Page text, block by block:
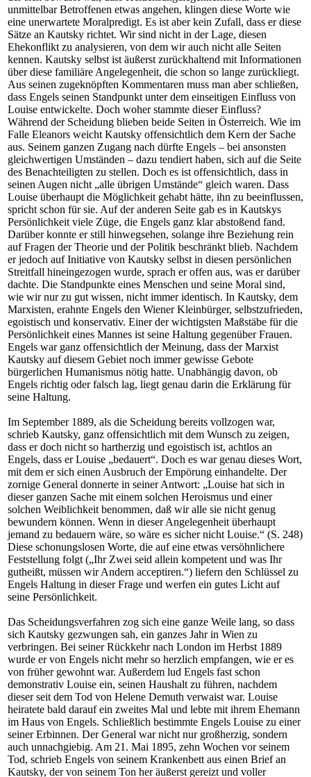
unmittelbar Betroffenen etwas angehen, klingen diese Worte wie
eine unerwartete Moralpredigt. Es ist aber kein Zufall, dass er diese
Sätze an Kautsky richtet. Wir sind nicht in der Lage, diesen
Ehekonflikt zu analysieren, von dem wir auch nicht alle Seiten
kennen. Kautsky selbst ist äußerst zurückhaltend mit Informationen
über diese familiäre Angelegenheit, die schon so lange zurückliegt.
Aus seinen zugeknöpften Kommentaren muss man aber schließen,
dass Engels seinen Standpunkt unter dem einseitigen Einfluss von
Louise entwickelte. Doch woher stammte dieser Einfluss?
Während der Scheidung blieben beide Seiten in Österreich. Wie im
Falle Eleanors weicht Kautsky offensichtlich dem Kern der Sache
aus. Seinem ganzen Zugang nach dürfte Engels – bei ansonsten
gleichwertigen Umständen – dazu tendiert haben, sich auf die Seite
des Benachteiligten zu stellen. Doch es ist offensichtlich, dass in
seinen Augen nicht „alle übrigen Umstände“ gleich waren. Dass
Louise überhaupt die Möglichkeit gehabt hätte, ihn zu beeinflussen,
spricht schon für sie. Auf der anderen Seite gab es in Kautskys
Persönlichkeit viele Züge, die Engels ganz klar abstoßend fand.
Darüber konnte er still hinwegsehen, solange ihre Beziehung rein
auf Fragen der Theorie und der Politik beschränkt blieb. Nachdem
er jedoch auf Initiative von Kautsky selbst in diesen persönlichen
Streitfall hineingezogen wurde, sprach er offen aus, was er darüber
dachte. Die Standpunkte eines Menschen und seine Moral sind,
wie wir nur zu gut wissen, nicht immer identisch. In Kautsky, dem
Marxisten, erahnte Engels den Wiener Kleinbürger, selbstzufrieden,
egoistisch und konservativ. Einer der wichtigsten Maßstäbe für die
Persönlichkeit eines Mannes ist seine Haltung gegenüber Frauen.
Engels war ganz offensichtlich der Meinung, dass der Marxist
Kautsky auf diesem Gebiet noch immer gewisse Gebote
bürgerlichen Humanismus nötig hatte. Unabhängig davon, ob
Engels richtig oder falsch lag, liegt genau darin die Erklärung für
seine Haltung.
Im September 1889, als die Scheidung bereits vollzogen war,
schrieb Kautsky, ganz offensichtlich mit dem Wunsch zu zeigen,
dass er doch nicht so hartherzig und egoistisch ist, achtlos an
Engels, dass er Louise „bedauert“. Doch es war genau dieses Wort,
mit dem er sich einen Ausbruch der Empörung einhandelte. Der
zornige General donnerte in seiner Antwort: „Louise hat sich in
dieser ganzen Sache mit einem solchen Heroismus und einer
solchen Weiblichkeit benommen, daß wir alle sie nicht genug
bewundern können. Wenn in dieser Angelegenheit überhaupt
jemand zu bedauern wäre, so wäre es sicher nicht Louise.“ (S. 248)
Diese schonungslosen Worte, die auf eine etwas versöhnlichere
Feststellung folgt („Ihr Zwei seid allein kompetent und was Ihr
gutheißt, müssen wir Andern acceptiren.“) liefern den Schlüssel zu
Engels Haltung in dieser Frage und werfen ein gutes Licht auf
seine Persönlichkeit.
Das Scheidungsverfahren zog sich eine ganze Weile lang, so dass
sich Kautsky gezwungen sah, ein ganzes Jahr in Wien zu
verbringen. Bei seiner Rückkehr nach London im Herbst 1889
wurde er von Engels nicht mehr so herzlich empfangen, wie er es
von früher gewohnt war. Außerdem lud Engels fast schon
demonstrativ Louise ein, seinen Haushalt zu führen, nachdem
dieser seit dem Tod von Helene Demuth verwaist war. Louise
heiratete bald darauf ein zweites Mal und lebte mit ihrem Ehemann
im Haus von Engels. Schließlich bestimmte Engels Louise zu einer
seiner Erbinnen. Der General war nicht nur großherzig, sondern
auch unnachgiebig. Am 21. Mai 1895, zehn Wochen vor seinem
Tod, schrieb Engels von seinem Krankenbett aus einen Brief an
Kautsky, der von seinem Ton her äußerst gereizt und voller